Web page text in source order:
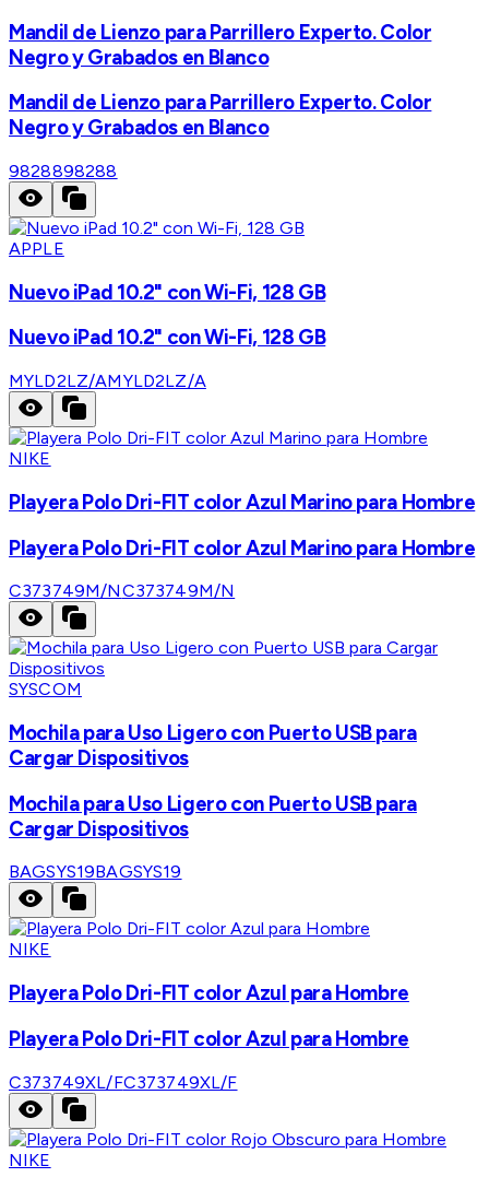
Mandil de Lienzo para Parrillero Experto. Color
Negro y Grabados en Blanco
Mandil de Lienzo para Parrillero Experto. Color
Negro y Grabados en Blanco
9828898288
APPLE
Nuevo iPad 10.2" con Wi-Fi, 128 GB
Nuevo iPad 10.2" con Wi-Fi, 128 GB
MYLD2LZ/AMYLD2LZ/A
NIKE
Playera Polo Dri-FIT color Azul Marino para Hombre
Playera Polo Dri-FIT color Azul Marino para Hombre
C373749M/NC373749M/N
SYSCOM
Mochila para Uso Ligero con Puerto USB para
Cargar Dispositivos
Mochila para Uso Ligero con Puerto USB para
Cargar Dispositivos
BAGSYS19BAGSYS19
NIKE
Playera Polo Dri-FIT color Azul para Hombre
Playera Polo Dri-FIT color Azul para Hombre
C373749XL/FC373749XL/F
NIKE